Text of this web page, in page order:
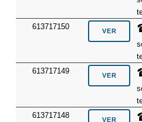
613717150
613717149
613717148